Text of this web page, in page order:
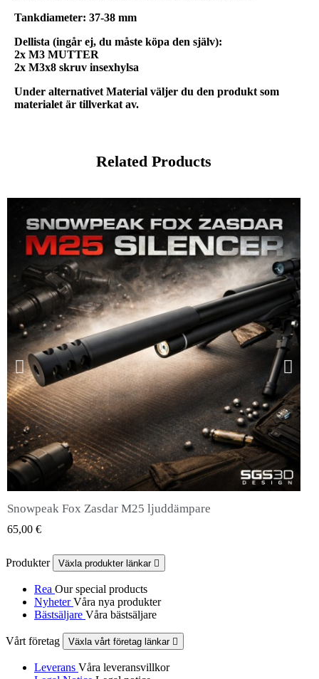
Tankdiameter: 37-38 mm
Dellista (ingår ej, du måste köpa den själv):
2x M3 MUTTER
2x M3x8 skruv insexhylsa
Under alternativet Material väljer du den produkt som
materialet är tillverkat av.
Related Products
QUICK VIEW
Snowpeak Fox Zasdar M25 ljuddämpare
65,00 €
Produkter Växla produkter länkar 
Rea Our special products
NyheterVåra nya produkter
Bästsäljare Våra bästsäljare
Vårt företag Växla vårt företag länkar 
Leverans Våra leveransvillkor